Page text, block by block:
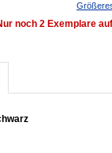
noch 2 Exemplare